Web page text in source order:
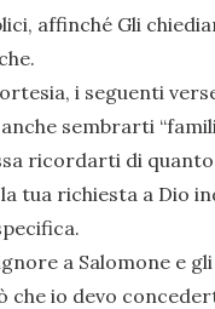
affinché Gli
i seguenti
sembrarti
ricordarti di
tua richiesta a Dio
a Salomone e gli
che io devo